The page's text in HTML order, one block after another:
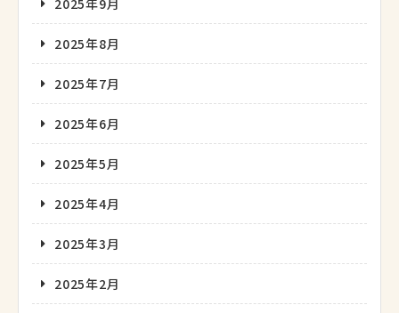
2025年8月
2025年7月
2025年6月
2025年5月
2025年4月
2025年3月
2025年2月